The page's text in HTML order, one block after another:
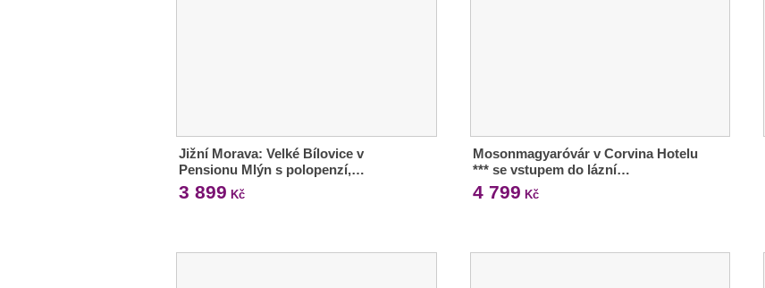
Jižní Morava: Velké Bílovice v
Pensionu Mlýn s polopenzí,…
3 899 Kč
Mosonmagyaróvár v Corvina Hotelu
*** se vstupem do lázní…
4 799 Kč